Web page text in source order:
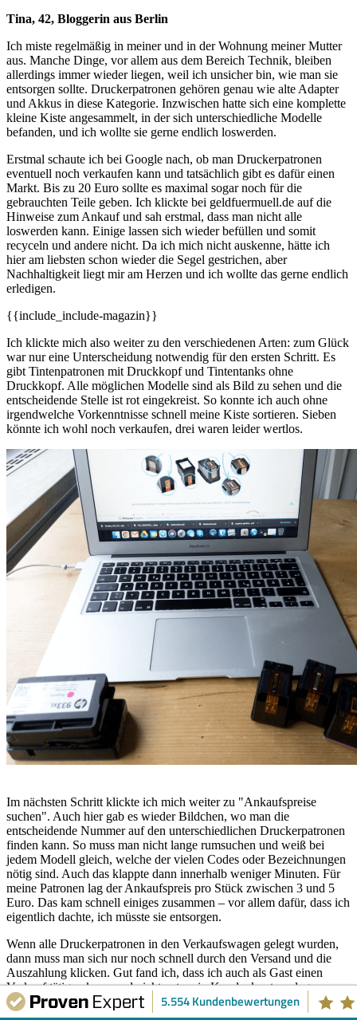
Tina, 42, Bloggerin aus Berlin
Ich miste regelmäßig in meiner und in der Wohnung meiner Mutter
aus. Manche Dinge, vor allem aus dem Bereich Technik, bleiben
allerdings immer wieder liegen, weil ich unsicher bin, wie man sie
entsorgen sollte. Druckerpatronen gehören genau wie alte Adapter
und Akkus in diese Kategorie. Inzwischen hatte sich eine komplette
kleine Kiste angesammelt, in der sich unterschiedliche Modelle
befanden, und ich wollte sie gerne endlich loswerden.
Erstmal schaute ich bei Google nach, ob man Druckerpatronen
eventuell noch verkaufen kann und tatsächlich gibt es dafür einen
Markt. Bis zu 20 Euro sollte es maximal sogar noch für die
gebrauchten Teile geben. Ich klickte bei geldfuermuell.de auf die
Hinweise zum Ankauf und sah erstmal, dass man nicht alle
loswerden kann. Einige lassen sich wieder befüllen und somit
recyceln und andere nicht. Da ich mich nicht auskenne, hätte ich
hier am liebsten schon wieder die Segel gestrichen, aber
Nachhaltigkeit liegt mir am Herzen und ich wollte das gerne endlich
erledigen.
{{include_include-magazin}}
Ich klickte mich also weiter zu den verschiedenen Arten: zum Glück
war nur eine Unterscheidung notwendig für den ersten Schritt. Es
gibt Tintenpatronen mit Druckkopf und Tintentanks ohne
Druckkopf. Alle möglichen Modelle sind als Bild zu sehen und die
entscheidende Stelle ist rot eingekreist. So konnte ich auch ohne
irgendwelche Vorkenntnisse schnell meine Kiste sortieren. Sieben
könnte ich wohl noch verkaufen, drei waren leider wertlos.
Im nächsten Schritt klickte ich mich weiter zu "Ankaufspreise
suchen". Auch hier gab es wieder Bildchen, wo man die
entscheidende Nummer auf den unterschiedlichen Druckerpatronen
finden kann. So muss man nicht lange rumsuchen und weiß bei
jedem Modell gleich, welche der vielen Codes oder Bezeichnungen
nötig sind. Auch das klappte dann innerhalb weniger Minuten. Für
meine Patronen lag der Ankaufspreis pro Stück zwischen 3 und 5
Euro. Das kam schnell einiges zusammen – vor allem dafür, dass ich
eigentlich dachte, ich müsste sie entsorgen.
Wenn alle Druckerpatronen in den Verkaufswagen gelegt wurden,
dann muss man sich nur noch schnell durch den Versand und die
Auszahlung klicken. Gut fand ich, dass ich auch als Gast einen
Verkauf tätigen kann und nicht extra ein Kundenkonto anlegen
musste. Ab 30 Euro ist der Versand kostenfrei, das hatte ich leider
nicht erreicht. Aber es lohnt sich natürlich für mich dennoch, die
5.554 Kundenbewertungen